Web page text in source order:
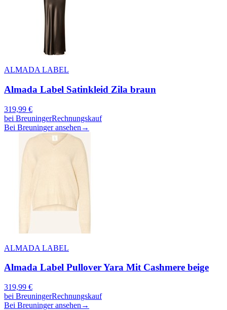
ALMADA LABEL
Almada Label Satinkleid Zila braun
319,99 €
bei BreuningerRechnungskauf
Bei Breuninger ansehen →
ALMADA LABEL
Almada Label Pullover Yara Mit Cashmere beige
319,99 €
bei BreuningerRechnungskauf
Bei Breuninger ansehen →